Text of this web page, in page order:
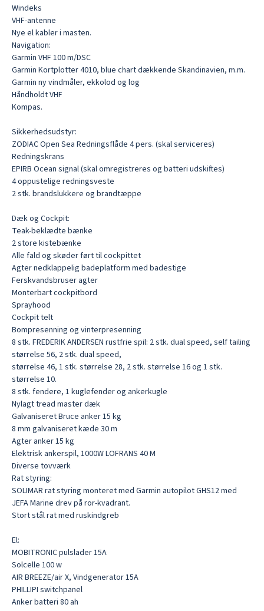
Windeks
VHF-antenne
Nye el kabler i masten.
Navigation:
Garmin VHF 100 m/DSC
Garmin Kortplotter 4010, blue chart dækkende Skandinavien, m.m.
Garmin ny vindmåler, ekkolod og log
Håndholdt VHF
Kompas.
Sikkerhedsudstyr:
ZODIAC Open Sea Redningsflåde 4 pers. (skal serviceres)
Redningskrans
EPIRB Ocean signal (skal omregistreres og batteri udskiftes)
4 oppustelige redningsveste
2 stk. brandslukkere og brandtæppe
Dæk og Cockpit:
Teak-beklædte bænke
2 store kistebænke
Alle fald og skøder ført til cockpittet
Agter nedklappelig badeplatform med badestige
Ferskvandsbruser agter
Monterbart cockpitbord
Sprayhood
Cockpit telt
Bompresenning og vinterpresenning
8 stk. FREDERIK ANDERSEN rustfrie spil: 2 stk. dual speed, self tailing
størrelse 56, 2 stk. dual speed,
størrelse 46, 1 stk. størrelse 28, 2 stk. størrelse 16 og 1 stk.
størrelse 10.
8 stk. fendere, 1 kuglefender og ankerkugle
Nylagt tread master dæk
Galvaniseret Bruce anker 15 kg
8 mm galvaniseret kæde 30 m
Agter anker 15 kg
Elektrisk ankerspil, 1000W LOFRANS 40 M
Diverse tovværk
Rat styring:
SOLIMAR rat styring monteret med Garmin autopilot GHS12 med
JEFA Marine drev på ror-kvadrant.
Stort stål rat med ruskindgreb
El:
MOBITRONIC pulslader 15A
Solcelle 100 w
AIR BREEZE/air X, Vindgenerator 15A
PHILLIPI switchpanel
Anker batteri 80 ah